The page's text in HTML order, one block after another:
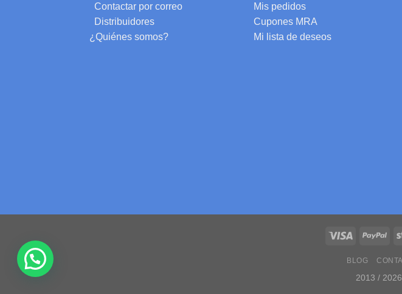
Contactar por correo
Distribuidores
¿Quiénes somos?
Mis pedidos
Cupones MRA
Mi lista de deseos
BLOG
2013 /